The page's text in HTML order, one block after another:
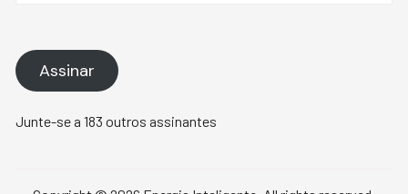
Assinar
Junte-se a 183 outros assinantes